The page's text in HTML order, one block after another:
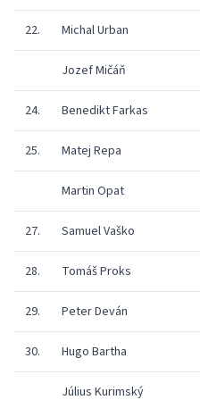
22. Michal Urban
Jozef Mičáň
24. Benedikt Farkas
25. Matej Repa
Martin Opat
27. Samuel Vaško
28. Tomáš Proks
29. Peter Deván
30. Hugo Bartha
Július Kurimský